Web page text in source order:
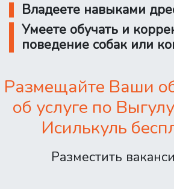
Владеете навыками
Умеете обучать и
поведение собак или
Размещайте Ваши
об услуге по
Исилькуль
Разместить